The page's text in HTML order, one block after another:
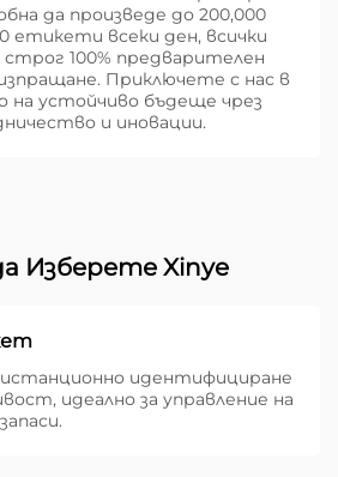
да произведе до 200,000
етикети всеки ден, всички
100% предварителен
Приключете с нас в
на устойчиво бъдеще чрез
и иновации.
Изберете Xinye
идентифициране
идеално за управление на